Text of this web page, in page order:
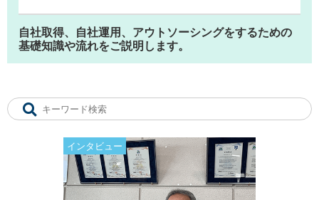
自社取得、自社運用、アウトソーシングをするための
基礎知識や流れをご説明します。
インタビュー